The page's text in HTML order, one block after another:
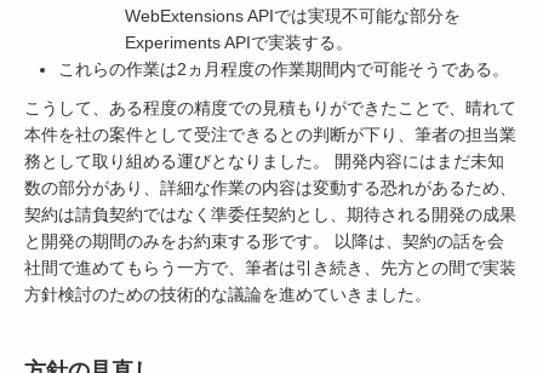
WebExtensions APIでは実現不可能な部分を
Experiments APIで実装する。
これらの作業は2ヵ月程度の作業期間内で可能そうである。
こうして、ある程度の精度での見積もりができたことで、晴れて
本件を社の案件として受注できるとの判断が下り、筆者の担当業
務として取り組める運びとなりました。 開発内容にはまだ未知
数の部分があり、詳細な作業の内容は変動する恐れがあるため、
契約は請負契約ではなく準委任契約とし、期待される開発の成果
と開発の期間のみをお約束する形です。 以降は、契約の話を会
社間で進めてもらう一方で、筆者は引き続き、先方との間で実装
方針検討のための技術的な議論を進めていきました。